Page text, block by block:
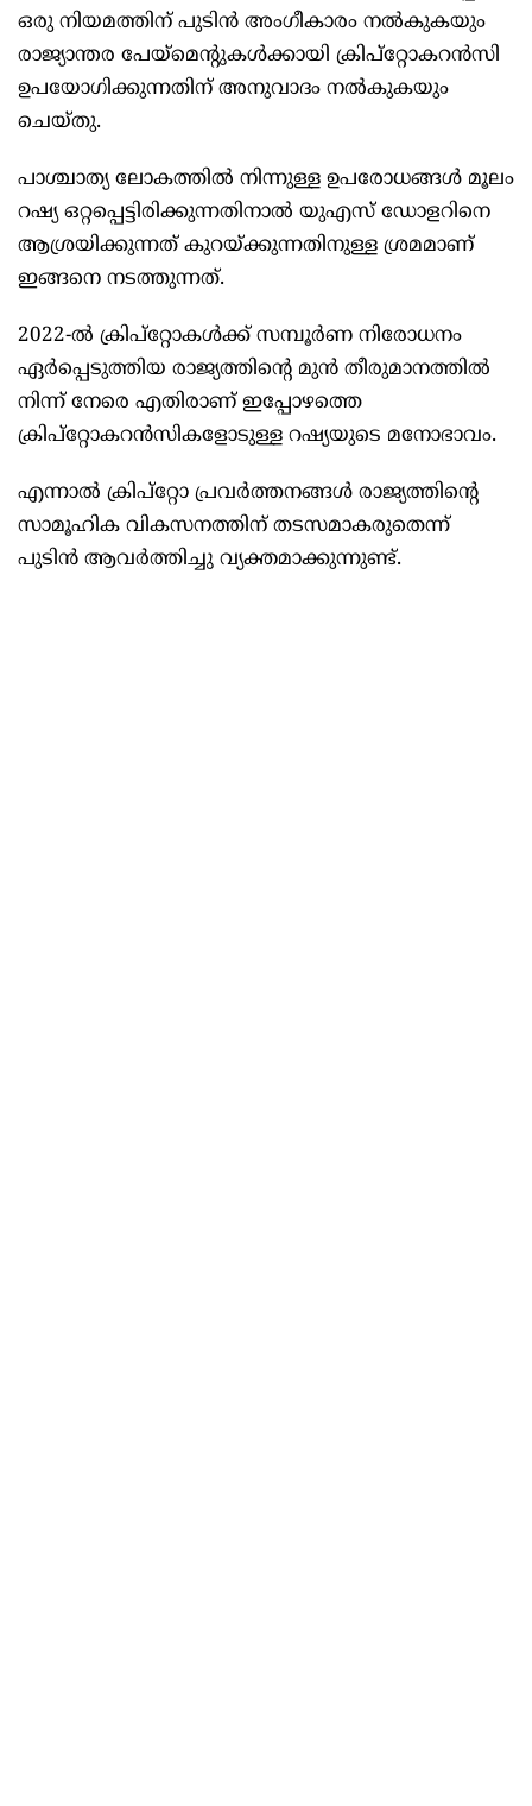
ഒരു നിയമത്തിന് പുടിൻ അംഗീകാരം നൽകുകയും
രാജ്യാന്തര പേയ്‌മെന്റുകൾക്കായി ക്രിപ്‌റ്റോകറൻസി
ഉപയോഗിക്കുന്നതിന് അനുവാദം നൽകുകയും
ചെയ്തു.
പാശ്ചാത്യ ലോകത്തിൽ നിന്നുള്ള ഉപരോധങ്ങൾ മൂലം
റഷ്യ ഒറ്റപ്പെട്ടിരിക്കുന്നതിനാൽ യുഎസ് ഡോളറിനെ
ആശ്രയിക്കുന്നത് കുറയ്ക്കുന്നതിനുള്ള ശ്രമമാണ്
ഇങ്ങനെ നടത്തുന്നത്.
2022-ൽ ക്രിപ്‌റ്റോകൾക്ക് സമ്പൂർണ നിരോധനം
ഏർപ്പെടുത്തിയ രാജ്യത്തിൻ്റെ മുൻ തീരുമാനത്തിൽ
നിന്ന് നേരെ എതിരാണ് ഇപ്പോഴത്തെ
ക്രിപ്റ്റോകറൻസികളോടുള്ള റഷ്യയുടെ മനോഭാവം.
എന്നാൽ ക്രിപ്റ്റോ പ്രവർത്തനങ്ങൾ രാജ്യത്തിൻ്റെ
സാമൂഹിക വികസനത്തിന് തടസമാകരുതെന്ന്
പുടിൻ ആവർത്തിച്ചു വ്യക്തമാക്കുന്നുണ്ട്.